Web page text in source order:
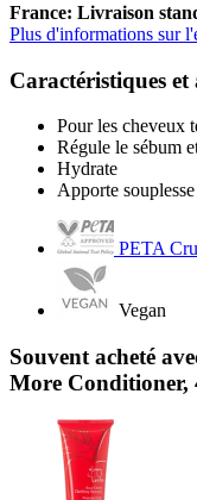
France: Livraison
Plus d'informations sur
Caractéristiques et
Pour les cheveux
Régule le sébum
Hydrate
Apporte
PETA
Vegan
Souvent acheté
More Conditioner,